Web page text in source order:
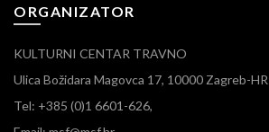
ORGANIZATOR
KULTURNI CENTAR TRAVNO
Ulica Božidara Magovca 17, 10000 Zagreb-HR
Tel: +385 (0)1 6601-626,